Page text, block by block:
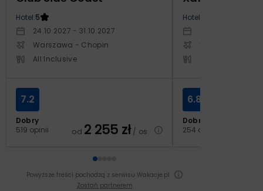
Hotel:5
24.10.2027 - 31.10.2027
Warszawa - Chopin
All Inclusive
Dobry
519 opinii
7.2
od 2 255 zł/ os.
Hotel:
Warszawa -
Dobry
254 opinie
6.8
Powyższe treści pochodzą z serwisu Wakacje.pl
Zostań partnerem